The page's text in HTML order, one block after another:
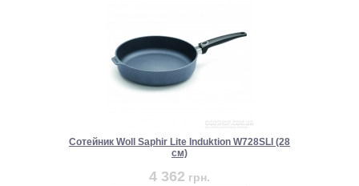
Сотейник Woll Saphir Lite Induktion W728SLI (28
см)
4 362 грн.